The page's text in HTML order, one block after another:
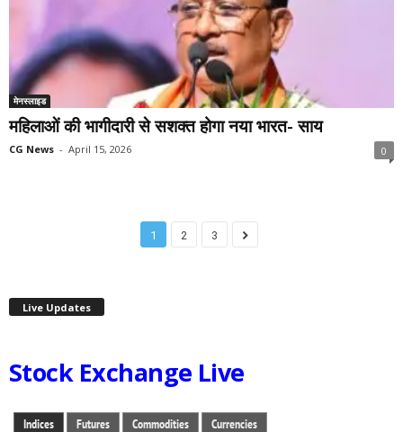
मेनस्लाइड
महिलाओं की भागीदारी से सशक्त होगा नया भारत- साय
CG News - April 15, 2026 0
1 2 3
Live Updates
Stock Exchange Live